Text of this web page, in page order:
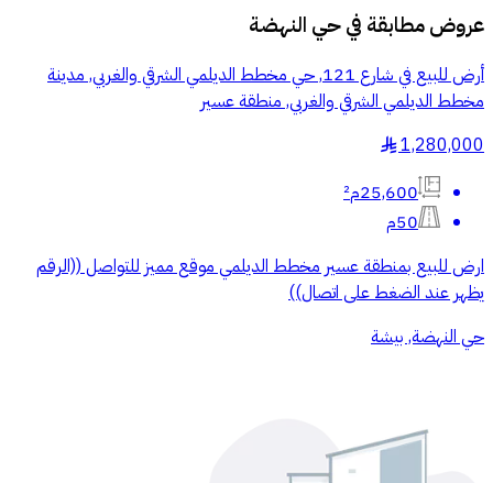
عروض مطابقة فيحي النهضة
أرض للبيع في شارع 121, حي مخطط الديلمي الشرقي والغربي, مدينة
مخطط الديلمي الشرقي والغربي, منطقة عسير
1,280,000
§
25,600م²
50م
ارض للبيع بمنطقة عسير مخطط الديلمي موقع مميز للتواصل ((الرقم
يظهر عند الضغط على اتصال))
حي النهضة, بيشة